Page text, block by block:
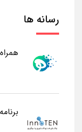
رسانه ها